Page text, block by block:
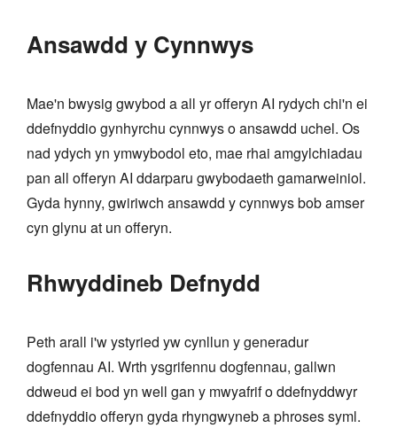
Ansawdd y Cynnwys
Mae'n bwysig gwybod a all yr offeryn AI rydych chi'n ei
ddefnyddio gynhyrchu cynnwys o ansawdd uchel. Os
nad ydych yn ymwybodol eto, mae rhai amgylchiadau
pan all offeryn AI ddarparu gwybodaeth gamarweiniol.
Gyda hynny, gwiriwch ansawdd y cynnwys bob amser
cyn glynu at un offeryn.
Rhwyddineb Defnydd
Peth arall i'w ystyried yw cynllun y generadur
dogfennau AI. Wrth ysgrifennu dogfennau, gallwn
ddweud ei bod yn well gan y mwyafrif o ddefnyddwyr
ddefnyddio offeryn gyda rhyngwyneb a phroses syml.